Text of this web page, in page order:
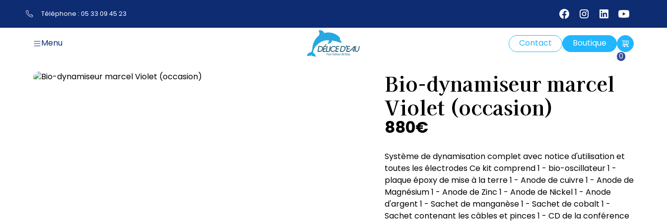
Téléphone : 05 33 09 45 23
Menu Contact Boutique
0
Bio-dynamiseur marcel
Violet (occasion)
880€
Système de dynamisation complet avec notice d'utilisation et
toutes les électrodes Ce kit comprend 1 - bio-oscillateur 1 -
plaque époxy de mise à la terre 1 - Anode de cuivre 1 - Anode de
Magnésium 1 - Anode de Zinc 1 - Anode de Nickel 1 - Anode
d'argent 1 - Sachet de manganèse 1 - Sachet de cobalt 1 -
Sachet contenant les câbles et pinces 1 - CD de la conférence